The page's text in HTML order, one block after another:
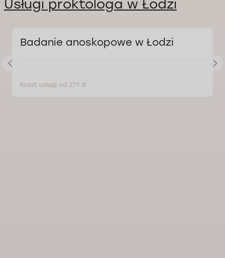
Usługi proktologa w Łodzi
Badanie anoskopowe w Łodzi
Koszt usługi od 279 zł